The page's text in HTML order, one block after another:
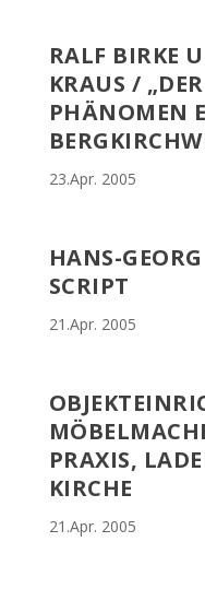
RALF BIRKE
KRAUS /
PHÄNOMEN
23.Apr. 2005
HANS-
SCRIPT
21.Apr. 2005
PRAXIS,
KIRCHE
21.Apr. 2005